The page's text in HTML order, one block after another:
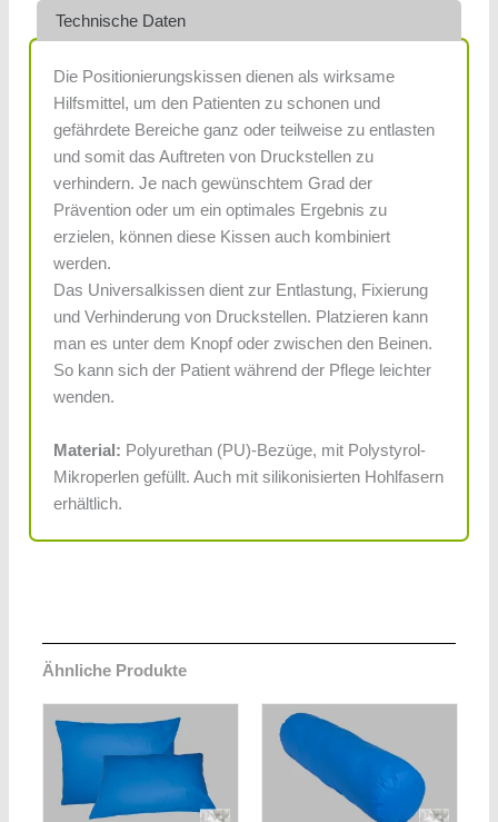
Technische Daten
Die Positionierungskissen dienen als wirksame
Hilfsmittel, um den Patienten zu schonen und
gefährdete Bereiche ganz oder teilweise zu entlasten
und somit das Auftreten von Druckstellen zu
verhindern. Je nach gewünschtem Grad der
Prävention oder um ein optimales Ergebnis zu
erzielen, können diese Kissen auch kombiniert
werden.
Das Universalkissen dient zur Entlastung, Fixierung
und Verhinderung von Druckstellen. Platzieren kann
man es unter dem Knopf oder zwischen den Beinen.
So kann sich der Patient während der Pflege leichter
wenden.
Material: Polyurethan (PU)-Bezüge, mit Polystyrol-
Mikroperlen gefüllt. Auch mit silikonisierten Hohlfasern
erhältlich.
Ähnliche Produkte